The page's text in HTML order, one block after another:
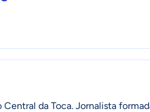
da Toca. Jornalista